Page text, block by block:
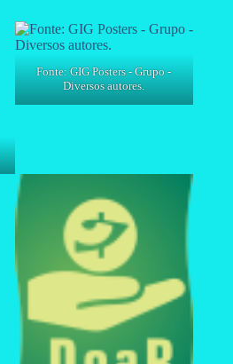
Fonte: GIG Posters - Grupo -
Diversos autores.